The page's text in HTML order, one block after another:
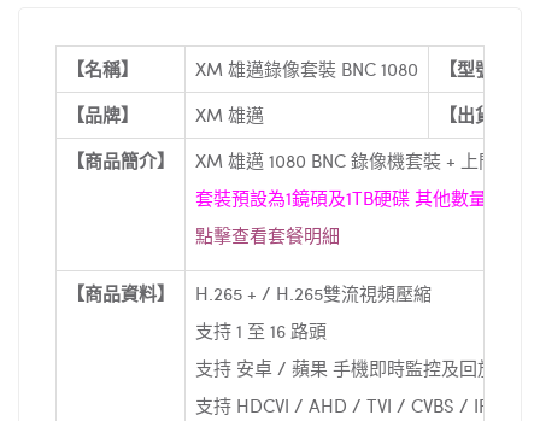
【名稱】 XM 雄邁錄像套裝 BNC 1080
【型號】
【品牌】
XM 雄邁
【出貨日期
【商品簡介】
XM 雄邁 1080 BNC 錄像機套裝 + 上門安裝
套裝預設為1鏡碩及1TB硬碟 其他數量請自
點擊查看套餐明細
【商品資料】
H.265 + / H.265雙流視頻壓縮
支持 1 至 16 路頭
支持 安卓 / 蘋果 手機即時監控及回放
支持 HDCVI / AHD / TVI / CVBS / IP 視頻